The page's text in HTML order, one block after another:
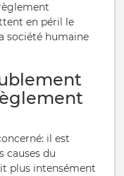
en péril le
société humaine
il est
causes du
plus intensément